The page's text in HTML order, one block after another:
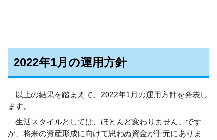
2022年1月の運用方針
以上の結果を踏まえて、2022年1月の運用方針を発表し
ます。
生活スタイルとしては、ほとんど変わりません。です
が、将来の資産形成に向けて思わぬ資金が手元にありま